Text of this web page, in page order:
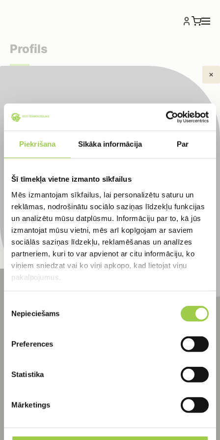
Piekrišana Sīkāka informācija Par
Šī tīmekļa vietne izmanto sīkfailus
Mēs izmantojam sīkfailus, lai personalizētu saturu un
reklāmas, nodrošinātu sociālo saziņas līdzekļu funkcijas
un analizētu mūsu datplūsmu. Informāciju par to, kā jūs
izmantojat mūsu vietni, mēs arī kopīgojam ar saviem
sociālās saziņas līdzekļu, reklamēšanas un analīzes
partneriem, kuri to var apvienot ar citu informāciju, ko
viņiem sniedzat vai ko viņi apkopo, kad lietojat viņu
pakalpojumus.
izvēle
Nepieciešams
Preferences
Statistika
Mārketings
Profils
Aizmirsāt paroli? Lūdzu ievadiet savu lietotājvārdu
vai epasta adresi. Nosūtīsim Jums uz e-pastu saiti
Lietotājvārds vai e-pasts*Obligāts
ATJAUNOT PAROLI
Pakalpojumi
Septiķi
Bioloģiskās attīrīšanas iekārtas
Pierakstieties uz
bezmaksas
konsultāciju!
Aizpildi formu un mēs sazināsimies ar Jums,
lai detalizēti apspriestu Jūsu pieprasījumu
PIETEIKTIES